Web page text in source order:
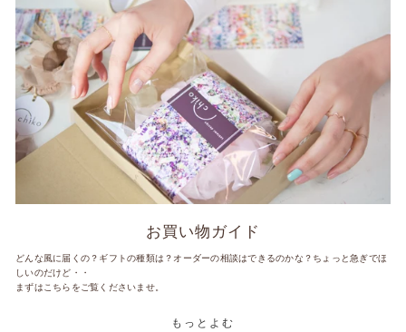
お買い物ガイド
どんな風に届くの？ギフトの種類は？オーダーの相談はできるのかな？ちょっと急ぎでほ
しいのだけど・・
まずはこちらをご覧くださいませ。
もっとよむ